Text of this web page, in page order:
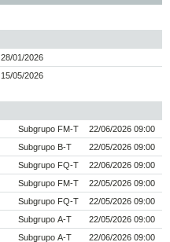
28/01/2026
15/05/2026
Subgrupo FM-T
22/06/2026 09:00
Subgrupo B-T
22/05/2026 09:00
Subgrupo FQ-T
22/06/2026 09:00
Subgrupo FM-T
22/05/2026 09:00
Subgrupo FQ-T
22/05/2026 09:00
Subgrupo A-T
22/05/2026 09:00
Subgrupo A-T
22/06/2026 09:00